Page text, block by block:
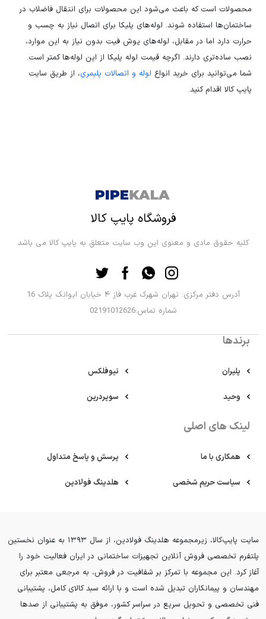
محصولات است که باعث می‌شود این محصولات برای انتقال فاضلاب در
ساختمان‌ها استفاده شوند. لوله‌های پلیکا برای اتصال نیاز به چسب و
حرارت دارد اما در مقابل، لوله‌های پوش فیت بدون نیاز به این موارد،
نصب ساده‌تری دارند. اگرچه قیمت لوله پلیکا از این لوله‌ها کمتر است.
شما می‌توانید برای خرید انواع لوله و اتصالات پلیمری، از طریق سایت
پایپ کالا اقدام کنید.
فروشگاه پایپ کالا
کلیه حقوق مادی و معنوی این وب سایت متعلق به پایپ کالا می باشد
آدرس دفتر مرکزی: تهران شهرک غرب فاز ۴ خیابان ایوانک پلاک 16
شماره تماس:02191012626
برندها
پلیران نیوفلکس
وحید سوپردرین
لینک های اصلی
همکاری با ما پرسش و پاسخ متداول
سیاست حریم شخصی هلدینگ فولادین
سایت پایپ‌کالا، زیرمجموعه هلدینگ فولادین، از سال ۱۳۹۳ به عنوان نخستین
پلتفرم تخصصی فروش آنلاین تجهیزات ساختمانی در ایران فعالیت خود را
آغاز کرد. این مجموعه با تمرکز بر شفافیت در فروش، به مرجعی معتبر برای
مهندسان و پیمانکاران تبدیل شده است و با ارائه سبد کالای کامل، پشتیبانی
فنی تخصصی و تحویل سریع در سراسر کشور، موفق به پشتیبانی از صدها